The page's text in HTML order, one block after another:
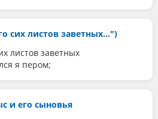
сих листов заветных...")
листов заветных
я пером;
и его сыновья